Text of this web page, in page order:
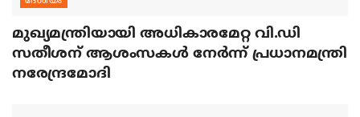
മുഖ്യമന്ത്രിയായി അധികാരമേറ്റ വി.ഡി
സതീശന് ആശംസകള്‍ നേര്‍ന്ന് പ്രധാനമന്ത്രി
നരേന്ദ്രമോദി